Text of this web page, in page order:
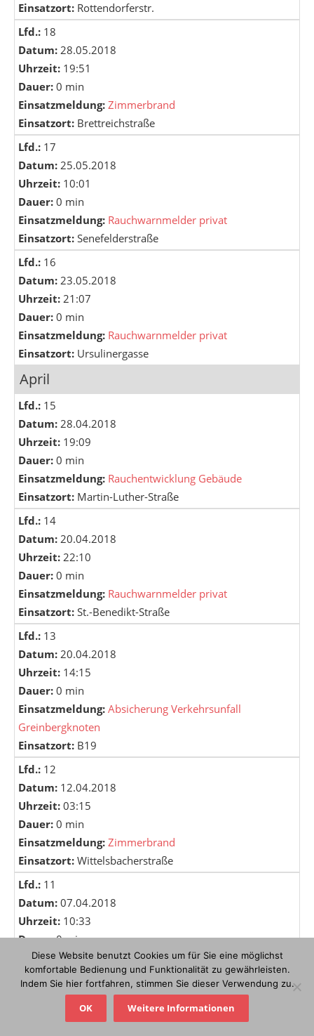
Einsatzort: Rottendorferstr.
Lfd.: 18
Datum: 28.05.2018
Uhrzeit: 19:51
Dauer: 0 min
Einsatzmeldung: Zimmerbrand
Einsatzort: Brettreichstraße
Lfd.: 17
Datum: 25.05.2018
Uhrzeit: 10:01
Dauer: 0 min
Einsatzmeldung: Rauchwarnmelder privat
Einsatzort: Senefelderstraße
Lfd.: 16
Datum: 23.05.2018
Uhrzeit: 21:07
Dauer: 0 min
Einsatzmeldung: Rauchwarnmelder privat
Einsatzort: Ursulinergasse
April
Lfd.: 15
Datum: 28.04.2018
Uhrzeit: 19:09
Dauer: 0 min
Einsatzmeldung: Rauchentwicklung Gebäude
Einsatzort: Martin-Luther-Straße
Lfd.: 14
Datum: 20.04.2018
Uhrzeit: 22:10
Dauer: 0 min
Einsatzmeldung: Rauchwarnmelder privat
Einsatzort: St.-Benedikt-Straße
Lfd.: 13
Datum: 20.04.2018
Uhrzeit: 14:15
Dauer: 0 min
Einsatzmeldung: Absicherung Verkehrsunfall
Greinbergknoten
Einsatzort: B19
Lfd.: 12
Datum: 12.04.2018
Uhrzeit: 03:15
Dauer: 0 min
Einsatzmeldung: Zimmerbrand
Einsatzort: Wittelsbacherstraße
Lfd.: 11
Datum: 07.04.2018
Uhrzeit: 10:33
Dauer:0 min
Einsatzmeldung: Brand Tiefgarage
Einsatzort:Schönbornstraße
06.04.2018
Diese Website benutzt Cookies um für Sie eine möglichst
komfortable Bedienung und Funktionalität zu gewährleisten.
Indem Sie hier fortfahren, stimmen Sie dieser Verwendung zu.
OK Weitere Informationen